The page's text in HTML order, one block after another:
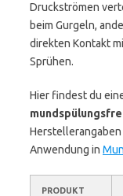
Druckströmen
beim Gurgeln,
direkten Kontakt
Sprühen.
Hier findest du
Anwendung in
PRODUKT